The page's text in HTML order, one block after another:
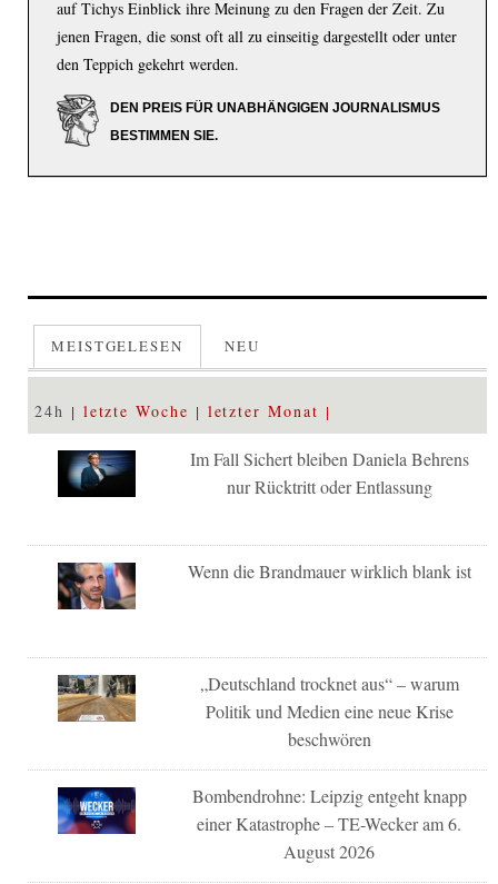
auf Tichys Einblick ihre Meinung zu den Fragen der Zeit. Zu
jenen Fragen, die sonst oft all zu einseitig dargestellt oder unter
den Teppich gekehrt werden.
DEN PREIS FÜR UNABHÄNGIGEN JOURNALISMUS
BESTIMMEN SIE.
MEISTGELESEN NEU
24h letzte Woche letzter Monat
Im Fall Sichert bleiben Daniela Behrens
nur Rücktritt oder Entlassung
Wenn die Brandmauer wirklich blank ist
„Deutschland trocknet aus“ – warum
Politik und Medien eine neue Krise
beschwören
Bombendrohne: Leipzig entgeht knapp
einer Katastrophe – TE-Wecker am 6.
August 2026